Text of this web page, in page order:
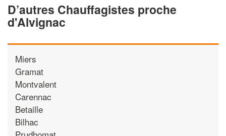
D’autres Chauffagistes proche
d'Alvignac
Miers
Gramat
Montvalent
Carennac
Betaille
Bilhac